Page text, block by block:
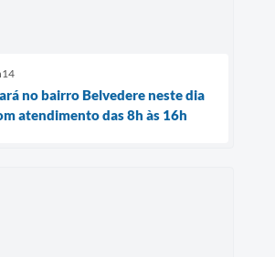
no bairro Belvedere neste dia
atendimento das 8h às 16h